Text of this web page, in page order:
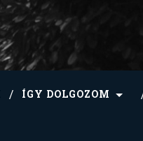
ÍGY DOLGOZOM